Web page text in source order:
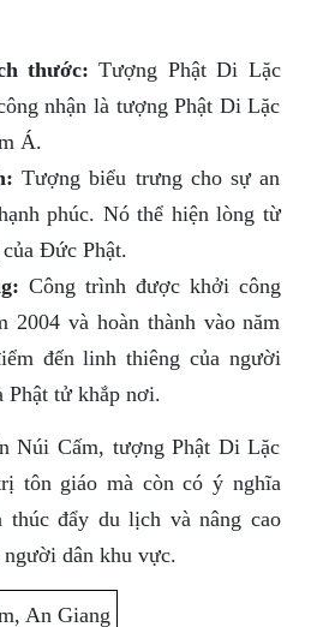
thước: Tượng Phật Di Lặc
nhận là tượng Phật Di Lặc
Á.
Tượng biểu trưng cho sự an
phúc. Nó thể hiện lòng từ
Đức Phật.
Công trình được khởi công
2004 và hoàn thành vào năm
đến linh thiêng của người
Phật tử khắp nơi.
Núi Cấm, tượng Phật Di Lặc
tôn giáo mà còn có ý nghĩa
thúc đẩy du lịch và nâng cao
dân khu vực.
An Giang